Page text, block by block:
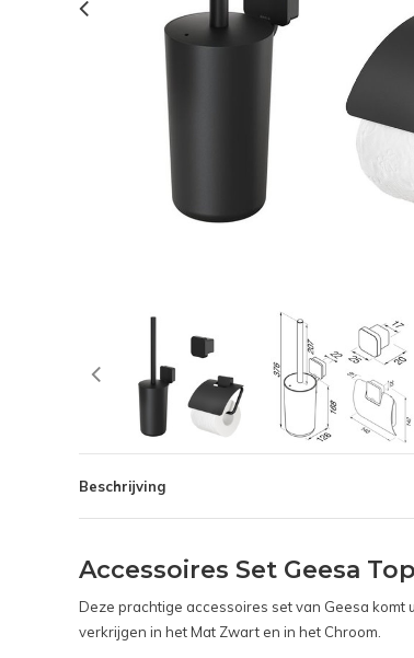
Beschrijving
Accessoires Set Geesa
Deze prachtige accessoires set van Geesa komt
verkrijgen in het Mat Zwart en in het Chroom.